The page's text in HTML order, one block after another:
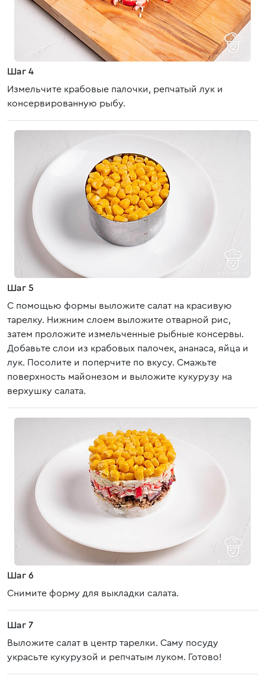
Шаг 4
Измельчите крабовые палочки, репчатый лук и
консервированную рыбу.
Шаг 5
С помощью формы выложите салат на красивую
тарелку. Нижним слоем выложите отварной рис,
затем проложите измельченные рыбные консервы.
Добавьте слои из крабовых палочек, ананаса, яйца и
лук. Посолите и поперчите по вкусу. Смажьте
поверхность майонезом и выложите кукурузу на
верхушку салата.
Шаг 6
Снимите форму для выкладки салата.
Шаг 7
Выложите салат в центр тарелки. Саму посуду
украсьте кукурузой и репчатым луком. Готово!